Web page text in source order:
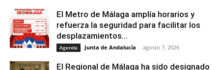
El Metro de Málaga amplía horarios y
refuerza la seguridad para facilitar los
desplazamientos...
Agenda Junta de Andalucía - agosto 7, 2026
El Regional de Málaga ha sido designado